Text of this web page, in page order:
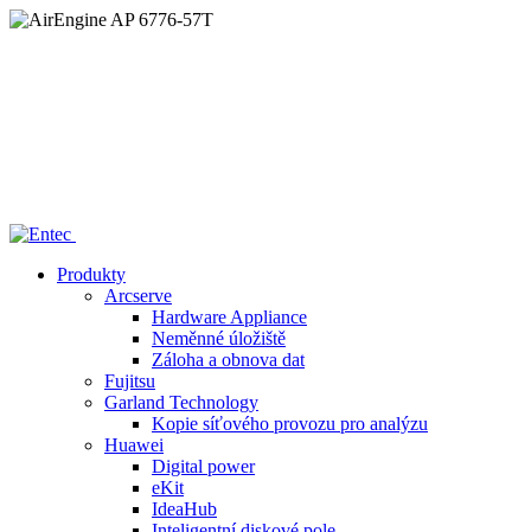
Produkty
Arcserve
Hardware Appliance
Neměnné úložiště
Záloha a obnova dat
Fujitsu
Garland Technology
Kopie síťového provozu pro analýzu
Huawei
Digital power
eKit
IdeaHub